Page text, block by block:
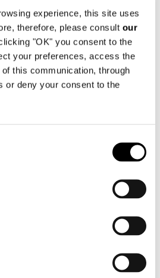
experience, this site uses
therefore, please consult our
"OK" you consent to the
your preferences, access the
this communication, through
or deny your consent to the